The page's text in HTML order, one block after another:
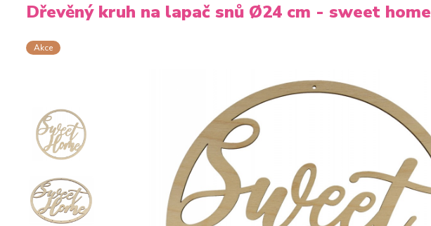
Dřevěný kruh na lapač snů Ø24 cm - sweet home
Akce